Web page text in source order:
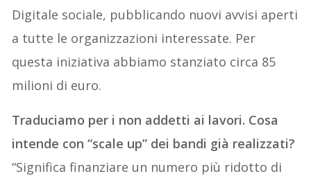
Digitale sociale, pubblicando nuovi avvisi aperti
a tutte le organizzazioni interessate. Per
questa iniziativa abbiamo stanziato circa 85
milioni di euro.
Traduciamo per i non addetti ai lavori. Cosa
intende con “scale up” dei bandi già realizzati?
“Significa finanziare un numero più ridotto di